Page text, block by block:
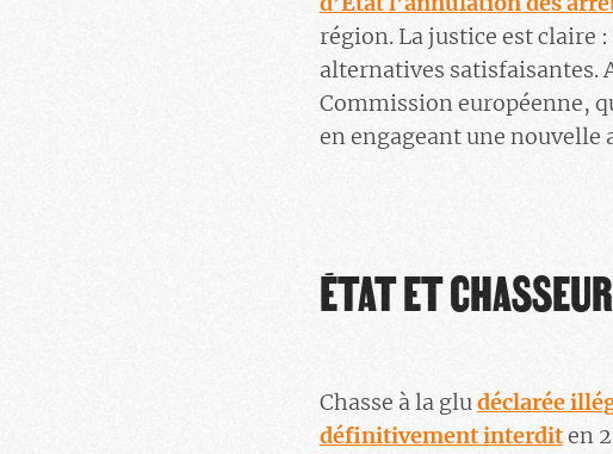
région. La justice est claire
alternatives satisfaisantes.
Commission européenne,
en engageant une nouvelle
ÉTAT ET
Chasse à la gludéclarée
définitivement interditen